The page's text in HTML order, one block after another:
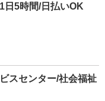
日5時間/日払いOK
スセンター/社会福祉